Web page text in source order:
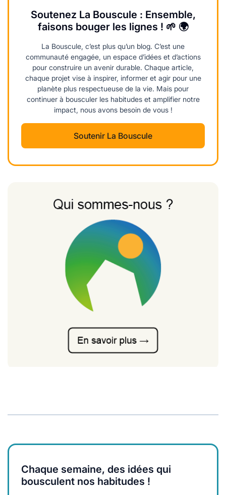
Soutenez La Bouscule : Ensemble,
faisons bouger les lignes ! 🌱 🌍
La Bouscule, c’est plus qu’un blog. C’est une
communauté engagée, un espace d’idées et d’actions
pour construire un avenir durable. Chaque article,
chaque projet vise à inspirer, informer et agir pour une
planète plus respectueuse de la vie. Mais pour
continuer à bousculer les habitudes et amplifier notre
impact, nous avons besoin de vous !
Soutenir La Bouscule
Chaque semaine, des idées qui
bousculent nos habitudes !